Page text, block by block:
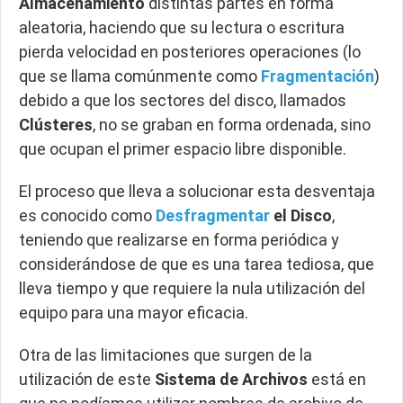
aleatoria, haciendo que su lectura o escritura
pierda velocidad en posteriores operaciones (lo
que se llama comúnmente como Fragmentación)
debido a que los sectores del disco, llamados
Clústeres, no se graban en forma ordenada, sino
que ocupan el primer espacio libre disponible.
El proceso que lleva a solucionar esta desventaja
es conocido como Desfragmentar el Disco,
teniendo que realizarse en forma periódica y
considerándose de que es una tarea tediosa, que
lleva tiempo y que requiere la nula utilización del
equipo para una mayor eficacia.
Otra de las limitaciones que surgen de la
utilización de este Sistema de Archivos está en